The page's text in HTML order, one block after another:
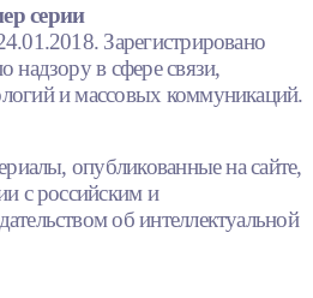
серии
Зарегистрировано
надзору в сфере связи,
и массовых коммуникаций.
опубликованные на сайте,
с российским и
об интеллектуальной